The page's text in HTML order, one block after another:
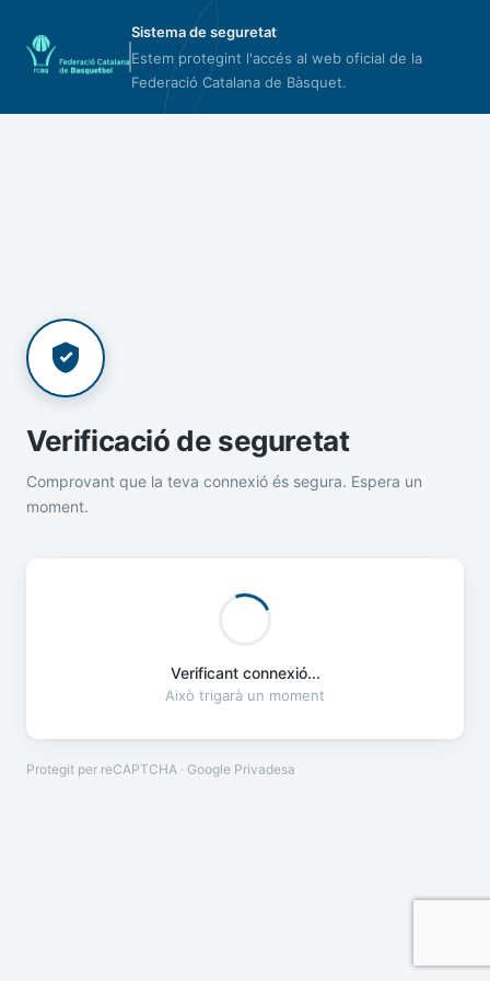
Sistema de seguretat
Estem protegint l'accés al web oficial de la
Federació Catalana de Bàsquet.
Verificació de seguretat
Comprovant que la teva connexió és segura. Espera un
moment.
Verificant connexió...
Això trigarà un moment
Protegit per reCAPTCHA · Google Privadesa